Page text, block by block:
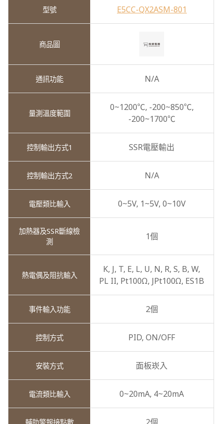
E5CC-QX2ASM-801
N/A
0~1200℃, -200~850℃,
-200~1700℃
SSR電壓輸出
N/A
0~5V, 1~5V, 0~10V
1個
K, J, T, E, L, U, N, R,S, B,W,
PL II, Pt100Ω, JPt100Ω, ES1B
2個
PID,ON/OFF
面板崁入
0~20mA, 4~20mA